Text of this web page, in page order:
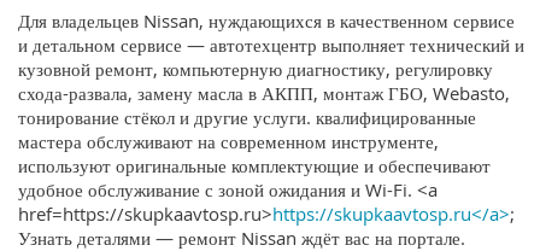
Для владельцев Nissan, нуждающихся в качественном сервисе
и детальном сервисе — автотехцентр выполняет технический и
кузовной ремонт, компьютерную диагностику, регулировку
схода-развала, замену масла в АКПП, монтаж ГБО, Webasto,
тонирование стёкол и другие услуги. квалифицированные
мастера обслуживают на современном инструменте,
используют оригинальные комплектующие и обеспечивают
удобное обслуживание с зоной ожидания и Wi-Fi. <a
href=https://skupkaavtosp.ru>https://skupkaavtosp.ru</a>;
Узнать деталями — ремонт Nissan ждёт вас на портале.